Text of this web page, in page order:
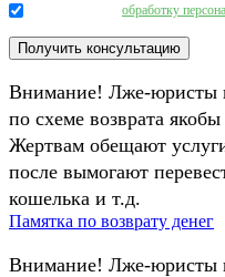
обработку
Внимание! Лже-юристы
по схеме возврата
Жертвам обещают
после вымогают
кошелька и т.д.
Памятка по возврату денег
Внимание! Лже-юристы